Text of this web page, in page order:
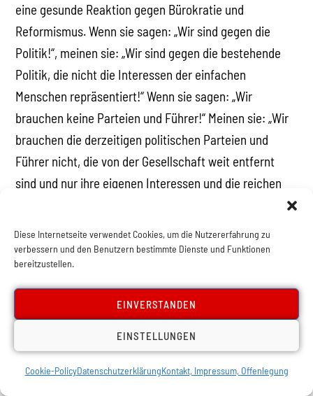
Diese Internetseite verwendet Cookies, um die Nutzererfahrung zu
verbessern und den Benutzern bestimmte Dienste und Funktionen
bereitzustellen.
EINVERSTANDEN
EINSTELLUNGEN
Cookie-PolicyDatenschutzerklärungKontakt, Impressum, Offenlegung
eine gesunde Reaktion gegen Bürokratie und
Reformismus. Wenn sie sagen: „Wir sind gegen die
Politik!“, meinen sie: „Wir sind gegen die bestehende
Politik, die nicht die Interessen der einfachen
Menschen repräsentiert!“ Wenn sie sagen: „Wir
brauchen keine Parteien und Führer!“ Meinen sie: „Wir
brauchen die derzeitigen politischen Parteien und
Führer nicht, die von der Gesellschaft weit entfernt
sind und nur ihre eigenen Interessen und die reichen
Dieser „Anarchismus“ ist in Wirklichkeit nur die äußere
Hülle eines unreifen Bolschewismus, des
revolutionären Marxismus. Das sind aufrichtige junge
Menschen, die die Gesellschaft von ganzem Herzen
verändern wollen. Viele von ihnen werden die Grenzen
anarchistischer Ideen und Methoden verstehen und
nach einer effektiveren revolutionären Alternative